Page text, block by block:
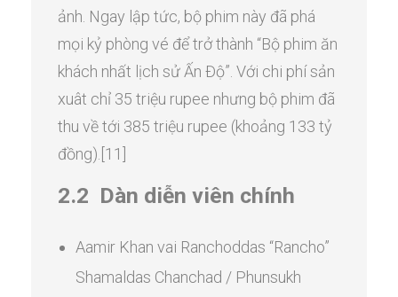
ảnh. Ngay lập tức, bộ phim này đã phá
mọi kỷ phòng vé để trở thành “Bộ phim ăn
khách nhất lịch sử Ấn Độ”. Với chi phí sản
xuât chỉ 35 triệu rupee nhưng bộ phim đã
thu về tới 385 triệu rupee (khoảng 133 tỷ
đồng).[11]
2.2 Dàn diễn viên chính
Aamir Khan vai Ranchoddas “Rancho”
Shamaldas Chanchad / Phunsukh